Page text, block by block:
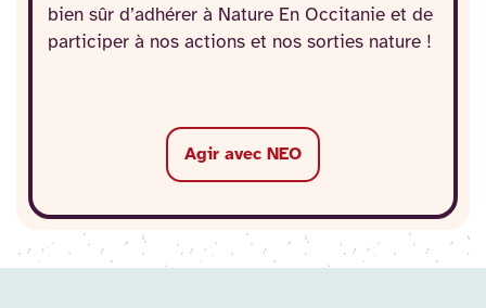
bien sûr d’adhérer à Nature En Occitanie et de
participer à nos actions et nos sorties nature !
Agir avec NEO